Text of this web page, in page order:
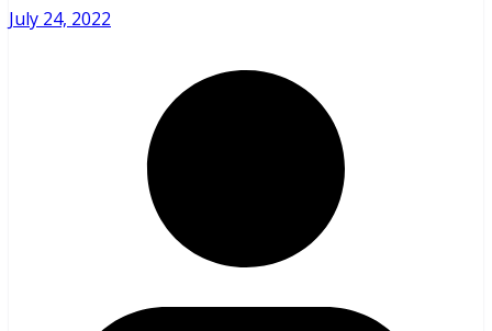
July 24, 2022